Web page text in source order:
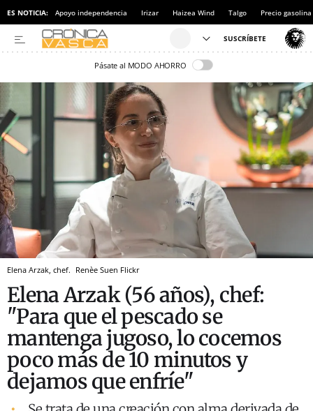
ES NOTICIA: Apoyo independencia Irizar Haizea Wind Talgo Precio gasolina
Pásate al MODO AHORRO
Elena Arzak, chef. Renèe Suen Flickr
Elena Arzak (56 años), chef:
"Para que el pescado se
mantenga jugoso, lo cocemos
poco más de 10 minutos y
dejamos que enfríe"